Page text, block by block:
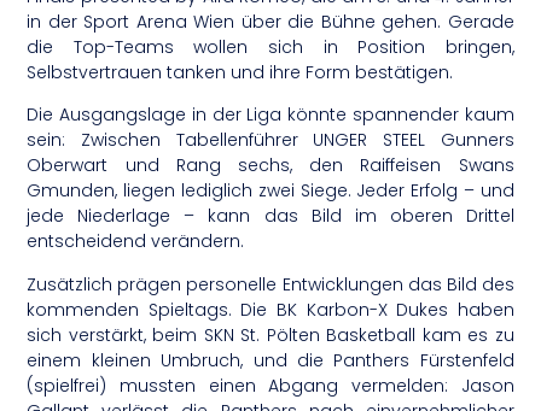
in der Sport Arena Wien über die Bühne gehen. Gerade
die Top-Teams wollen sich in Position bringen,
Selbstvertrauen tanken und ihre Form bestätigen.
Die Ausgangslage in der Liga könnte spannender kaum
sein: Zwischen Tabellenführer UNGER STEEL Gunners
Oberwart und Rang sechs, den Raiffeisen Swans
Gmunden, liegen lediglich zwei Siege. Jeder Erfolg – und
jede Niederlage – kann das Bild im oberen Drittel
entscheidend verändern.
Zusätzlich prägen personelle Entwicklungen das Bild des
kommenden Spieltags. Die BK Karbon-X Dukes haben
sich verstärkt, beim SKN St. Pölten Basketball kam es zu
einem kleinen Umbruch, und die Panthers Fürstenfeld
(spielfrei) mussten einen Abgang vermelden: Jason